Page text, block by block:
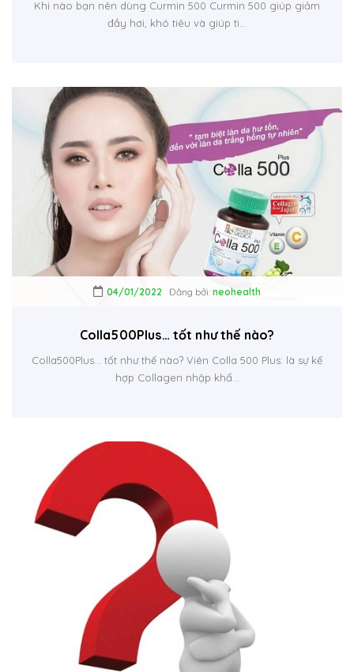
Khi nào bạn nên dùng Curmin 500 Curmin 500 giúp giảm
đầy hơi, khó tiêu và giúp ti...
04/01/2022 Đăng bởi: neohealth
Colla500Plus… tốt như thế nào?
Colla500Plus… tốt như thế nào? Viên Colla 500 Plus: là sự kế
hợp Collagen nhập khẩ...